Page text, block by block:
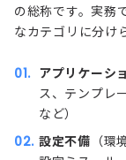
の総称です。実務
なカテゴリに分け
アプリケーシ
ス、テンプレ
など）
設定不備 （